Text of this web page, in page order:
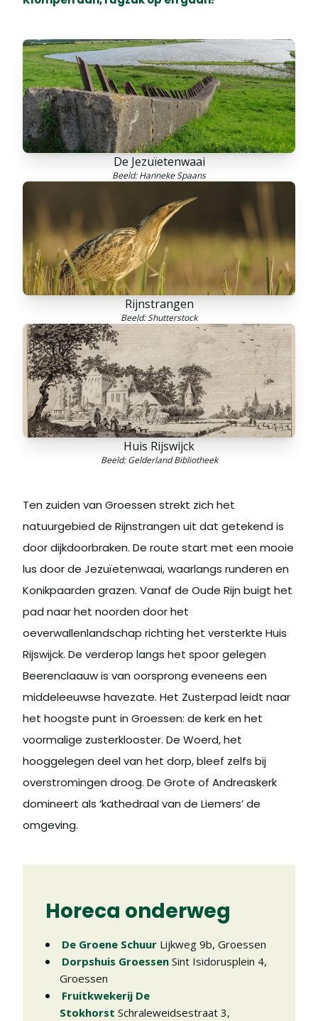
De Jezuïetenwaai
Beeld: Hanneke Spaans
Rijnstrangen
Beeld: Shutterstock
Huis Rijswijck
Beeld: Gelderland Bibliotheek
Ten zuiden van Groessen strekt zich het
natuurgebied de Rijnstrangen uit dat getekend is
door dijkdoorbraken. De route start met een mooie
lus door de Jezuïetenwaai, waarlangs runderen en
Konikpaarden grazen. Vanaf de Oude Rijn buigt het
pad naar het noorden door het
oeverwallenlandschap richting het versterkte Huis
Rijswijck. De verderop langs het spoor gelegen
Beerenclaauw is van oorsprong eveneens een
middeleeuwse havezate. Het Zusterpad leidt naar
het hoogste punt in Groessen: de kerk en het
voormalige zusterklooster. De Woerd, het
hooggelegen deel van het dorp, bleef zelfs bij
overstromingen droog. De Grote of Andreaskerk
domineert als ‘kathedraal van de Liemers’ de
omgeving.
Horeca onderweg
De Groene Schuur Lijkweg 9b, Groessen
Dorpshuis Groessen Sint Isidorusplein 4,
Groessen
Fruitkwekerij De
Stokhorst Schraleweidsestraat 3,